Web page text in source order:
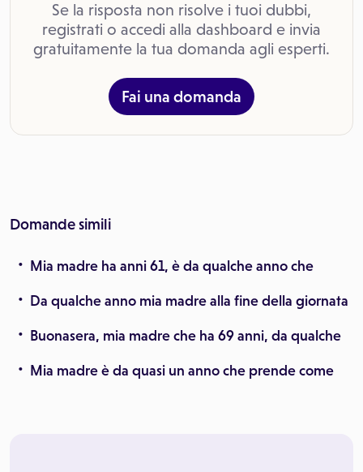
Se la risposta non risolve i tuoi dubbi,
registrati o accedi alla dashboard e invia
gratuitamente la tua domanda agli esperti.
Fai una domanda
Domande simili
Mia madre ha anni 61, è da qualche anno che
Da qualche anno mia madre alla fine della giornata
Buonasera, mia madre che ha 69 anni, da qualche
Mia madre è da quasi un anno che prende come